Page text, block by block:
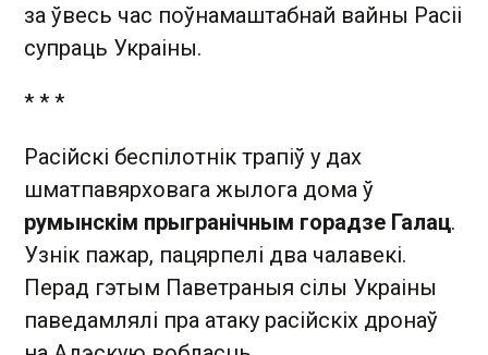
за ўвесь час поўнамаштабнай вайны Расіі
супраць Украіны.
* * *
Расійскі беспілотнік трапіў у дах
шматпавярховага жылога дома ў
румынскім прыгранічным горадзе Галац.
Узнік пажар, пацярпелі два чалавекі.
Перад гэтым Паветраныя сілы Украіны
паведамлялі пра атаку расійскіх дронаў